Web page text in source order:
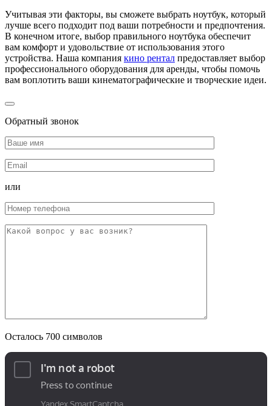
Учитывая эти факторы, вы сможете выбрать ноутбук, который
лучше всего подходит под ваши потребности и предпочтения.
В конечном итоге, выбор правильного ноутбука обеспечит
вам комфорт и удовольствие от использования этого
устройства. Наша компания кино рентал предоставляет выбор
профессионального оборудования для аренды, чтобы помочь
вам воплотить ваши кинематографические и творческие идеи.
Обратный звонок
или
Осталось 700 символов